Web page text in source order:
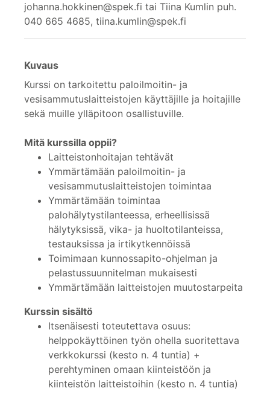
johanna.hokkinen@spek.fi tai Tiina Kumlin puh.
040 665 4685, tiina.kumlin@spek.fi
Kuvaus
Kurssi on tarkoitettu paloilmoitin- ja
vesisammutuslaitteistojen käyttäjille ja hoitajille
sekä muille ylläpitoon osallistuville.
Mitä kurssilla oppii?
Laitteistonhoitajan tehtävät
Ymmärtämään paloilmoitin- ja
vesisammutuslaitteistojen toimintaa
Ymmärtämään toimintaa
palohälytystilanteessa, erheellisissä
hälytyksissä, vika- ja huoltotilanteissa,
testauksissa ja irtikytkennöissä
Toimimaan kunnossapito-ohjelman ja
pelastussuunnitelman mukaisesti
Ymmärtämään laitteistojen muutostarpeita
Kurssin sisältö
Itsenäisesti toteutettava osuus:
helppokäyttöinen työn ohella suoritettava
verkkokurssi (kesto n. 4 tuntia) +
perehtyminen omaan kiinteistöön ja
kiinteistön laitteistoihin (kesto n. 4 tuntia)